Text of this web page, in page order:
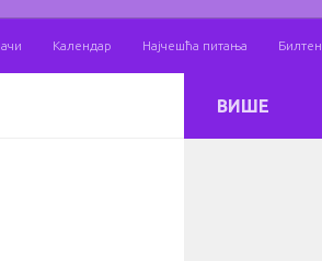
Календар Најчешћа питања Билтен
ВИШЕ